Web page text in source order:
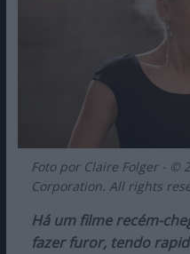
Foto por Claire Folger - ©
Corporation. All rights
Há um filme recém-
fazer furor, tendo